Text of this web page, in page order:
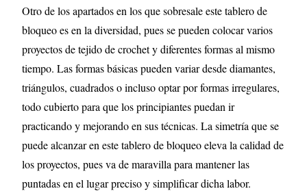
Otro de los apartados en los que sobresale este tablero de
bloqueo es en la diversidad, pues se pueden colocar varios
proyectos de tejido de crochet y diferentes formas al mismo
tiempo. Las formas básicas pueden variar desde diamantes,
triángulos, cuadrados o incluso optar por formas irregulares,
todo cubierto para que los principiantes puedan ir
practicando y mejorando en sus técnicas. La simetría que se
puede alcanzar en este tablero de bloqueo eleva la calidad de
los proyectos, pues va de maravilla para mantener las
puntadas en el lugar preciso y simplificar dicha labor.